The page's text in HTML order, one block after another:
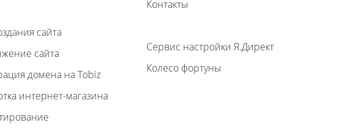
сайта
сайта
домена на Tobiz
интернет-магазина
Контакты
Сервис настройки Я.Директ
Колесо фортуны